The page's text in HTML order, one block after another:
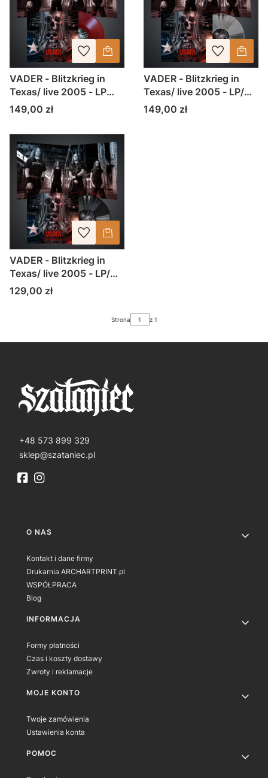
VADER - Blitzkrieg in
Texas/ live 2005 - LP
czerwony marble
Cena
149,00 zł
VADER - Blitzkrieg in
Texas/ live 2005 - LP/
CLEAR winyl
Cena
149,00 zł
VADER - Blitzkrieg in
Texas/ live 2005 - LP/
czarny winyl
Cena
129,00 zł
Strona z 1
+48 573 899 329
sklep@szataniec.pl
Linki w stopce
O NAS
Kontakt i dane firmy
Drukarnia ARCHARTPRINT.pl
WSPÓŁPRACA
Blog
INFORMACJA
Formy płatności
Czas i koszty dostawy
Zwroty i reklamacje
MOJE KONTO
Twoje zamówienia
Ustawienia konta
POMOC